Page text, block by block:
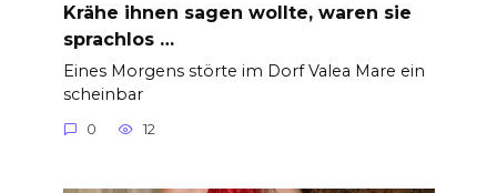
Krähe ihnen sagen wollte, waren sie
sprachlos …
Eines Morgens störte im Dorf Valea Mare ein
scheinbar
0 12